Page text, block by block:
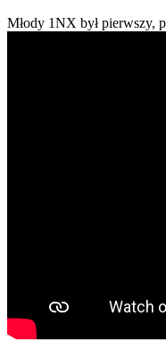
Młody 1NX był pierwszy,